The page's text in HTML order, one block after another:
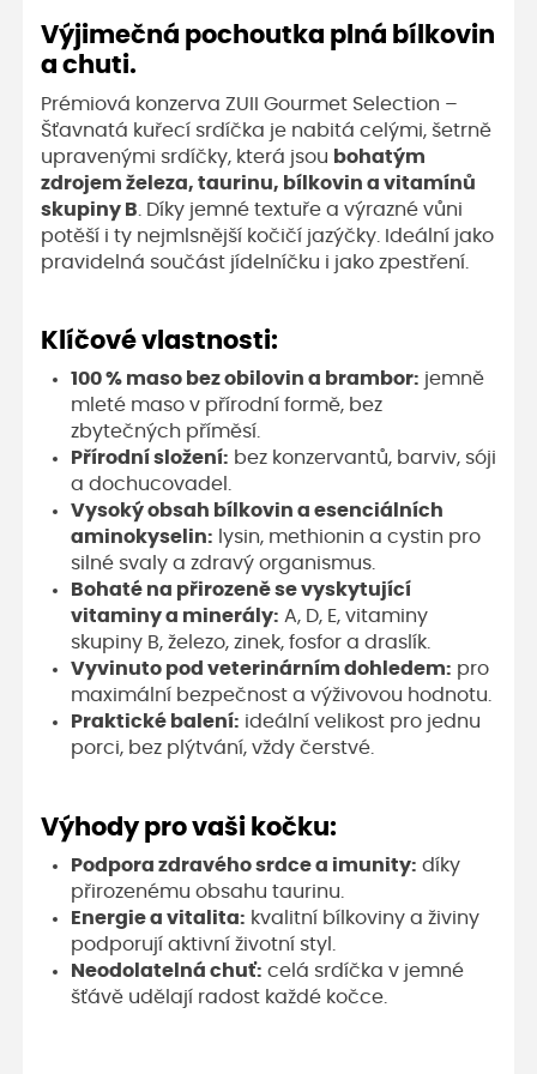
Výjimečná pochoutka plná bílkovin
a chuti.
Prémiová konzerva ZUII Gourmet Selection –
Šťavnatá kuřecí srdíčka je nabitá celými, šetrně
upravenými srdíčky, která jsou bohatým
zdrojem železa, taurinu, bílkovin a vitamínů
skupiny B . Díky jemné textuře a výrazné vůni
potěší i ty nejmlsnější kočičí jazýčky. Ideální jako
pravidelná součást jídelníčku i jako zpestření.
Klíčové vlastnosti:
100 % maso bez obilovin a brambor: jemně
mleté maso v přírodní formě, bez
zbytečných příměsí.
Přírodní složení: bez konzervantů, barviv, sóji
a dochucovadel.
Vysoký obsah bílkovin a esenciálních
aminokyselin: lysin, methionin a cystin pro
silné svaly a zdravý organismus.
Bohaté na přirozeně se vyskytující
vitaminy a minerály: A, D, E, vitaminy
skupiny B, železo, zinek, fosfor a draslík.
Vyvinuto pod veterinárním dohledem: pro
maximální bezpečnost a výživovou hodnotu.
Praktické balení: ideální velikost pro jednu
porci, bez plýtvání, vždy čerstvé.
Výhody pro vaši kočku:
Podpora zdravého srdce a imunity: díky
přirozenému obsahu taurinu.
Energie a vitalita: kvalitní bílkoviny a živiny
podporují aktivní životní styl.
Neodolatelná chuť: celá srdíčka v jemné
šťávě udělají radost každé kočce.